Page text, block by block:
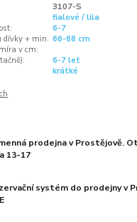
3107-S
fialové / lila
6-7
dívky + min.
v cm:
66-68 cm
6-7 let
krátké
prodejna v Prostějově.
13-17
systém do prodejny v